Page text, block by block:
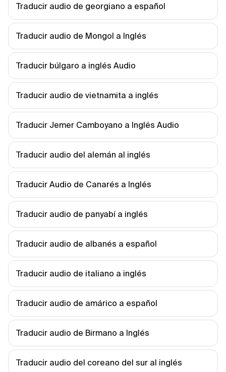
Traducir audio de georgiano a español
Traducir audio de Mongol a Inglés
Traducir búlgaro a inglés Audio
Traducir audio de vietnamita a inglés
Traducir Jemer Camboyano a Inglés Audio
Traducir audio del alemán al inglés
Traducir Audio de Canarés a Inglés
Traducir audio de panyabí a inglés
Traducir audio de albanés a español
Traducir audio de italiano a inglés
Traducir audio de amárico a español
Traducir audio de Birmano a Inglés
Traducir audio del coreano del sur al inglés